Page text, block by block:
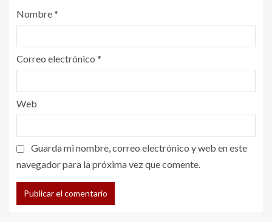
Nombre*
Correo electrónico *
Web
Guarda mi nombre, correo electrónico y web en este
navegador para la próxima vez que comente.